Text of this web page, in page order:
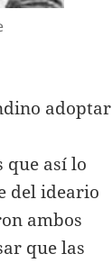
adoptar
que así lo
del ideario
ambos
que las